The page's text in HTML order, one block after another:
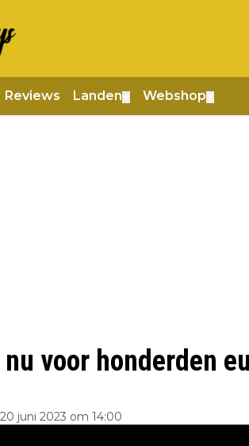
Reviews Landen Webshop
voor honderden
juni 2023 om 14:00